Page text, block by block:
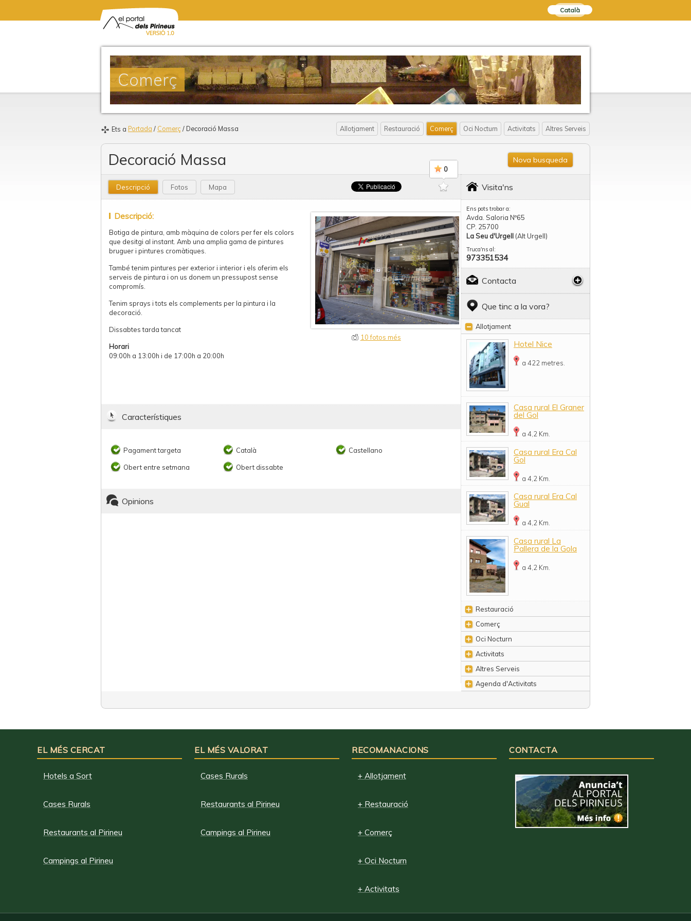
Català
Comerç
Ets a Portada / Comerç / Decoració Massa Allotjament Restauració Comerç Oci Nocturn Activitats Altres Serveis
Decoració Massa
0
Nova busqueda
Descripció Fotos Mapa
Descripció:
Botiga de pintura, amb màquina de colors per fer els colors
que desitgi al instant. Amb una amplia gama de pintures
bruguer i pintures cromàtiques.
També tenim pintures per exterior i interior i els oferim els
serveis de pintura i on us donem un pressupost sense
compromís.
Tenim sprays i tots els complements per la pintura i la
decoració.
Dissabtes tarda tancat
Horari
09:00h a 13:00h i de 17:00h a 20:00h
10 fotos més
Característiques
Pagament targeta Català Castellano
Obert entre setmana Obert dissabte
Opinions
Visita'ns
Ens pots trobar a:
Avda. Saloria Nº65
CP. 25700
La Seu d'Urgell (Alt Urgell)
Truca'ns al:
973351534
Contacta
Que tinc a la vora?
Allotjament
Hotel Nice
a 422 metres.
Casa rural El Graner
del Gol
a 4,2 Km.
Casa rural Era Cal
Gol
a 4,2 Km.
Casa rural Era Cal
Gual
a 4,2 Km.
Casa rural La
Pallera de la Gola
a 4,2 Km.
Restauració
Comerç
Oci Nocturn
Activitats
Altres Serveis
Agenda d'Activitats
EL MÉS CERCAT
Hotels a Sort
Cases Rurals
Restaurants al Pirineu
Campings al Pirineu
EL MÉS VALORAT
Cases Rurals
Restaurants al Pirineu
Campings al Pirineu
RECOMANACIONS
+ Allotjament
+ Restauració
+ Comerç
+ Oci Nocturn
+ Activitats
CONTACTA